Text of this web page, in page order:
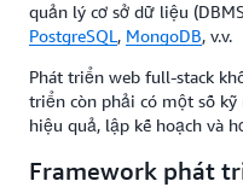
quản lý cơ sở dữ liệu
PostgreSQL , MongoDB, v.v.
Phát triển web full-stack
triển còn phải có một số
hiệu quả, lập kế hoạch và
Framework phát